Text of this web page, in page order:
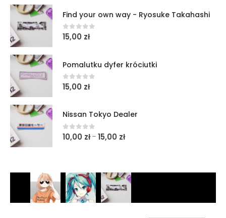
Find your own way - Ryosuke Takahashi
0out of 5
15,00 zł
Pomalutku dyfer króciutki
0out of 5
15,00 zł
Nissan Tokyo Dealer
0out of 5
10,00 zł – 15,00 zł